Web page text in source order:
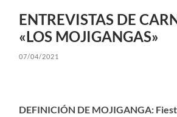
ENTREVISTAS DE
«LOS MOJIGANGAS»
07/04/2021
DEFINICIÓN DE MOJIGANGA: